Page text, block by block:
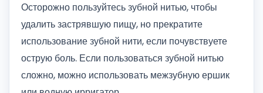
Осторожно пользуйтесь зубной нитью, чтобы
удалить застрявшую пищу, но прекратите
использование зубной нити, если почувствуете
острую боль. Если пользоваться зубной нитью
сложно, можно использовать межзубную ершик